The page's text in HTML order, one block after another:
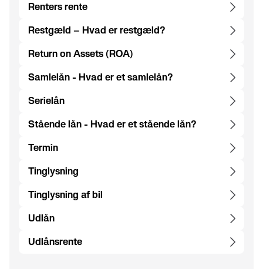
Renters rente
Restgæld – Hvad er restgæld?
Return on Assets (ROA)
Samlelån - Hvad er et samlelån?
Serielån
Stående lån - Hvad er et stående lån?
Termin
Tinglysning
Tinglysning af bil
Udlån
Udlånsrente